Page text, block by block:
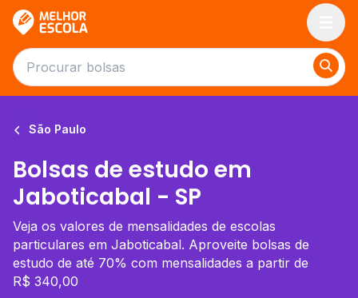
São Paulo
Bolsas de estudo em
Jaboticabal - SP
Veja os valores de mensalidades de escolas
particulares em Jaboticabal. Aproveite bolsas de
estudo de até 70% com mensalidades a partir de
R$ 340,00